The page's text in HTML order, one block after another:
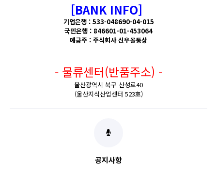
[BANK INFO]
기업은행 : 533-048690-04-015
국민은행 : 846601-01-453064
예금주 : 주식회사 신우몰통상
- 물류센터(반품주소) -
울산광역시 북구 산성로40
(울산지식산업센터 523호)
공지사항